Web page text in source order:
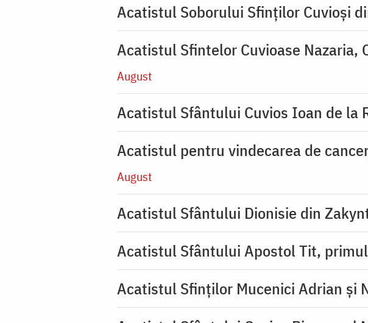
Acatistul Soborului Sfinților Cuvioși
Acatistul Sfintelor Cuvioase Nazaria,
August
Acatistul Sfântului Cuvios Ioan de la
Acatistul pentru vindecarea de
August
Acatistul Sfântului Dionisie din
Acatistul Sfântului Apostol Tit,
Acatistul Sfinților Mucenici Adrian și